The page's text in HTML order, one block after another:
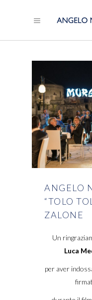
ANGELO
“TOLO
ZALONE
Un
Luca
per aver